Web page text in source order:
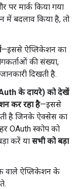
पर मार्क किया गया
बदलाव किया है, तो
—इससे ऐप्लिकेशन का
की संख्या,
दिखती है.
के दायरे) को देखें
कर रहा है—इससे
है जिनके ऐक्सेस का
OAuth स्कोप को
करें या सभी को बड़ा
वाले ऐप्लिकेशन के